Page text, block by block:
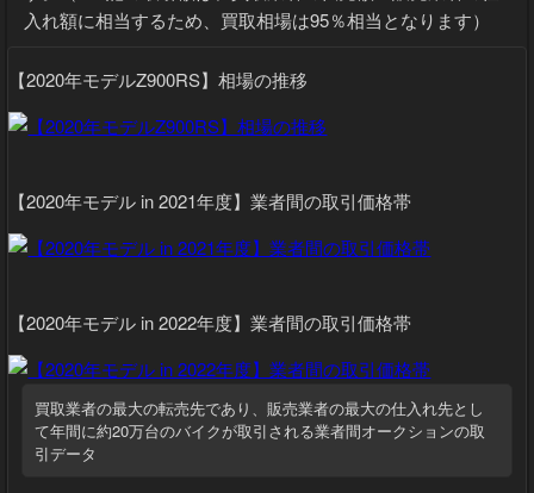
入れ額に相当するため、買取相場は95％相当となります）
【2020年モデルZ900RS】相場の推移
【2020年モデル in 2021年度】業者間の取引価格帯
【2020年モデル in 2022年度】業者間の取引価格帯
買取業者の最大の転売先であり、販売業者の最大の仕入れ先とし
て年間に約20万台のバイクが取引される業者間オークションの取
引データ